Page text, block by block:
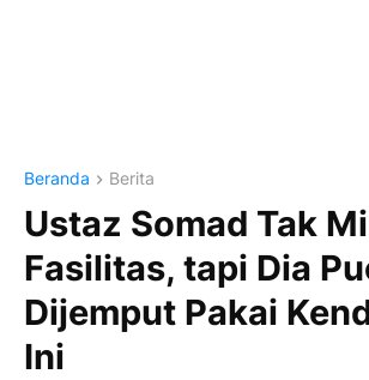
Beranda Berita
Ustaz Somad Tak
Fasilitas, tapi Dia
Dijemput Pakai
Ini